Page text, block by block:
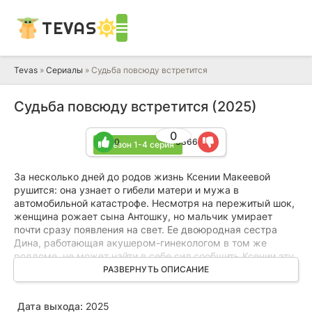
TEVAS
Tevas » Сериалы » Судьба повсюду встретится
Судьба повсюду встретится (2025)
1 сезон 1-4 серия
0
0 3366
За несколько дней до родов жизнь Ксении Макеевой
рушится: она узнает о гибели матери и мужа в
автомобильной катастрофе. Несмотря на пережитый шок,
женщина рожает сына Антошку, но мальчик умирает
почти сразу появления на свет. Ее двоюродная сестра
Дина, работающая акушером-гинекологом в том же
роддоме, не может найти в себе сил сообщить Ксении эту
страшную новость. В отчаянном порыве она идет на
должностное преступление – подменяет умершего
скончалась при родах от большой кровопотери и без
РАЗВЕРНУТЬ ОПИСАНИЕ
Дата выхода: 2025